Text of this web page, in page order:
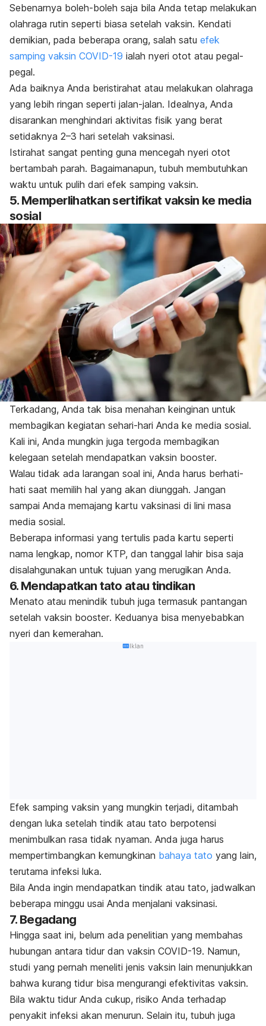
Sebenarnya boleh-boleh saja bila Anda tetap melakukan
olahraga rutin seperti biasa setelah vaksin. Kendati
demikian, pada beberapa orang, salah satu efek
samping vaksin COVID-19 ialah nyeri otot atau pegal-
pegal.
Ada baiknya Anda beristirahat atau melakukan olahraga
yang lebih ringan seperti jalan-jalan. Idealnya, Anda
disarankan menghindari aktivitas fisik yang berat
setidaknya 2–3 hari setelah vaksinasi.
Istirahat sangat penting guna mencegah nyeri otot
bertambah parah. Bagaimanapun, tubuh membutuhkan
waktu untuk pulih dari efek samping vaksin.
5. Memperlihatkan sertifikat vaksin ke media
sosial
Terkadang, Anda tak bisa menahan keinginan untuk
membagikan kegiatan sehari-hari Anda ke media sosial.
Kali ini, Anda mungkin juga tergoda membagikan
kelegaan setelah mendapatkan vaksin booster.
Walau tidak ada larangan soal ini, Anda harus berhati-
hati saat memilih hal yang akan diunggah. Jangan
sampai Anda memajang kartu vaksinasi di lini masa
media sosial.
Beberapa informasi yang tertulis pada kartu seperti
nama lengkap, nomor KTP, dan tanggal lahir bisa saja
disalahgunakan untuk tujuan yang merugikan Anda.
6. Mendapatkan tato atau tindikan
Menato atau menindik tubuh juga termasuk pantangan
setelah vaksin booster. Keduanya bisa menyebabkan
nyeri dan kemerahan.
Iklan
Efek samping vaksin yang mungkin terjadi, ditambah
dengan luka setelah tindik atau tato berpotensi
menimbulkan rasa tidak nyaman. Anda juga harus
mempertimbangkan kemungkinan bahaya tato yang lain,
terutama infeksi luka.
Bila Anda ingin mendapatkan tindik atau tato, jadwalkan
beberapa minggu usai Anda menjalani vaksinasi.
7. Begadang
Hingga saat ini, belum ada penelitian yang membahas
hubungan antara tidur dan vaksin COVID-19. Namun,
studi yang pernah meneliti jenis vaksin lain menunjukkan
bahwa kurang tidur bisa mengurangi efektivitas vaksin.
Bila waktu tidur Anda cukup, risiko Anda terhadap
penyakit infeksi akan menurun. Selain itu, tubuh juga